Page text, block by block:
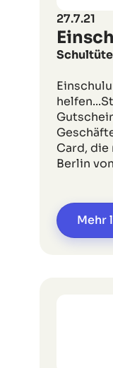
27.7.21
Card, die
Berlin
Mehr